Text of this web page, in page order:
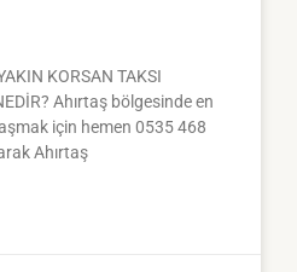
KORSAN TAKSI
Ahırtaş bölgesinde en
için hemen 0535 468
Ahırtaş